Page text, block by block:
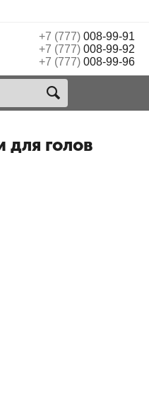
+7 (777)008-99-91
+7 (777)008-99-92
+7 (777)008-99-96
для голов